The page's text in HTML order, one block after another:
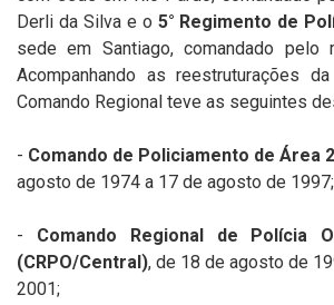
Derli da Silva e o 5° Regimento de
sede em Santiago, comandado pelo
Acompanhando as reestruturações
Comando Regional teve as seguintes
- Comando de Policiamento de Área
agosto de 1974 a 17 de agosto de 1997;
- Comando Regional de Polícia
(CRPO/Central), de 18 de agosto de
2001;